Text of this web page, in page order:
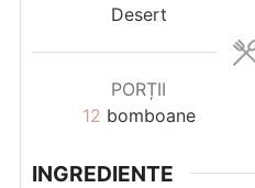
Desert
PORȚII
12 bomboane
INGREDIENTE